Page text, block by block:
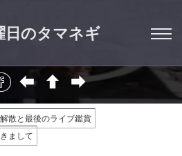
日のタマネギ
散と最後のライブ鑑賞
まして